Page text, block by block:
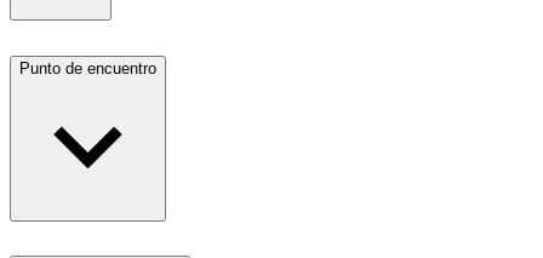
Punto de encuentro